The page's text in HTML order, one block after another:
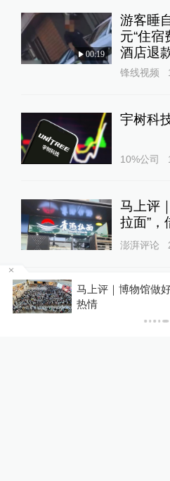
00:19
游客睡
元“住宿
酒店退
锋线视频
宇树科
10%公司
马上评
拉面”，
澎湃评论
“兰州拉
会：青
你有权知道更多
下载澎湃新闻客户端